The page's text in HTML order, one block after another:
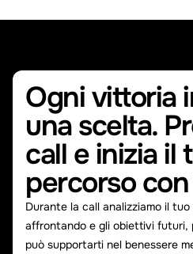
Ogni vittoria
una scelta.
call e inizia il
percorso
Durante la call analizziamo il
affrontando e gli obiettivi futuri,
può supportarti nel benessere